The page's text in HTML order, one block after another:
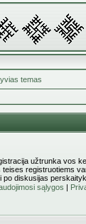
temas
užtrunka vos
registruotiems
diskusijas
sąlygos |